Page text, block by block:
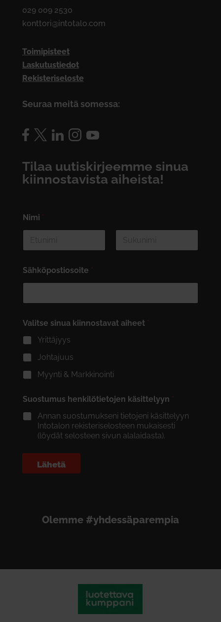
029 009 2530
konttori@intotalo.com
Toimipisteet
Laskutustiedot
Rekisteriseloste
Seuraa meitä somessa:
Tilaa uutiskirjeemme sinua
kiinnostavista aiheista!
Nimi *
Sähköpostiosoite *
Valitse sinua kiinnostavat aiheet *
Yrittäjyys
Johtajuus
Myynti & Markkinointi
Suostumus henkilötietojen käsittelyyn *
Annan suostumukseni tietojeni käsittelyyn
Intotalon rekisteriselosteen mukaisesti
(löydät selosteen sivun alalaidasta).
Lähetä
Olemme #yhdessäparempia